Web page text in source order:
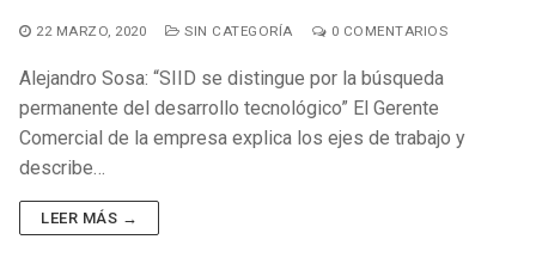
22 MARZO, 2020 SIN CATEGORÍA 0 COMENTARIOS
Alejandro Sosa: “SIID se distingue por la búsqueda
permanente del desarrollo tecnológico” El Gerente
Comercial de la empresa explica los ejes de trabajo y
describe…
LEER MÁS →